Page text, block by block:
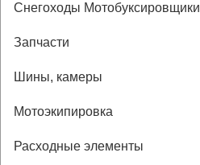
Снегоходы Мотобуксировщики
Запчасти
Шины, камеры
Мотоэкипировка
Расходные элементы